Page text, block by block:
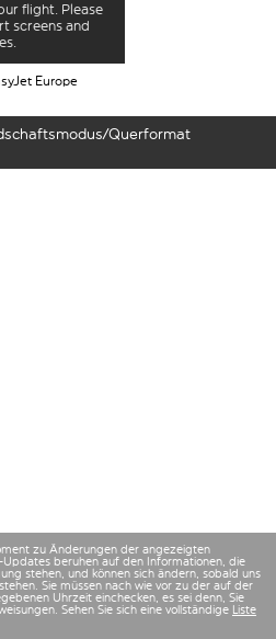
flight. Please
screens and
Europe
Querformat
zu Änderungen der angezeigten
Updates beruhen auf den Informationen, die
stehen, und können sich ändern, sobald uns
Sie müssen nach wie vor zu der auf der
Uhrzeit einchecken, es sei denn, Sie
Sehen Sie sich eine vollständige Liste